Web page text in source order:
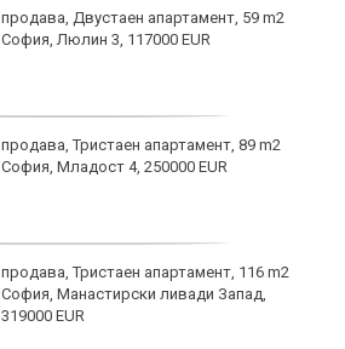
продава, Двустаен апартамент, 59 m2
София, Люлин 3, 117000 EUR
продава, Тристаен апартамент, 89 m2
София, Младост 4, 250000 EUR
продава, Тристаен апартамент, 116 m2
София, Манастирски ливади Запад,
319000 EUR